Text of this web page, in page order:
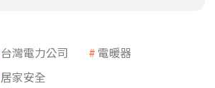
台灣電力公司
電暖器
居家安全